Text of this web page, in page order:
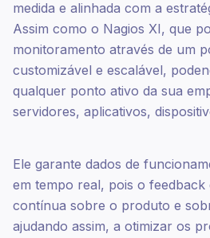
medida e alinhada com a
Assim como o Nagios XI, que
monitoramento através de um
customizável e escalável,
qualquer ponto ativo da sua
servidores, aplicativos,
Ele garante dados de
em tempo real, pois o
contínua sobre o produto e
ajudando assim, a otimizar os